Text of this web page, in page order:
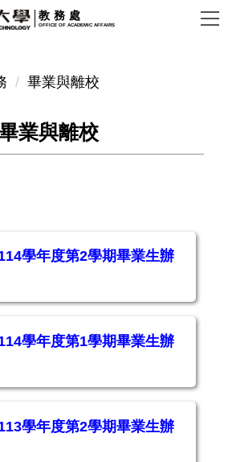
教務處
OFFICE OF ACADEMIC AFFAIRS
畢業與離校
業與離校
學年度第2學期畢業生辦
學年度第1學期畢業生辦
學年度第2學期畢業生辦